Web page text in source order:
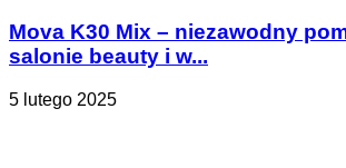
Mova K30 Mix – niezawodny
salonie beauty i w...
5 lutego 2025